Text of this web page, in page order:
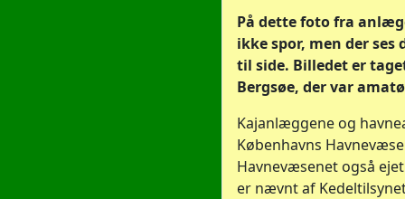
På dette foto fra
ikke spor, men der
til side. Billedet er
Bergsøe, der var
Kajanlæggene og
Københavns
Havnevæsenet også
er nævnt af